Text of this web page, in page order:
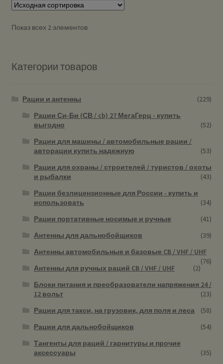
Показ всех 2 элементов
Категории товаров
Рации и антенны
(229)
Рации Си-Би (СВ / cb) 27 МегаГерц - купить
выгодно
(52)
Рации для машины / автомобильные рации /
авторации купить надежную
(53)
Рации для охраны / строителей / туристов / охоты
и рыбалки
(43)
Рации безлицензионные для России - купить и
использовать
(34)
Рации портативные носимые и ручные
(41)
Антенны для дальнобойщиков
(39)
Антенны автомобильные и базовые CB / VHF / UHF
(76)
Антенны для ручных раций CB / VHF / UHF
(2)
Блоки питания и преобразователи напряжения 24 /
12 вольт
(23)
Рации для такси, на грузовик, для поля и леса
(58)
Рации для дальнобойщиков
(54)
Тангенты для раций / гарнитуры и прочие
аксессуары
(35)